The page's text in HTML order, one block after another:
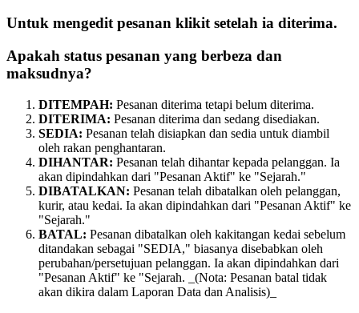
Untuk mengedit pesanan klikit setelah ia diterima.
Apakah status pesanan yang berbeza dan
maksudnya?
DITEMPAH: Pesanan diterima tetapi belum diterima.
DITERIMA: Pesanan diterima dan sedang disediakan.
SEDIA: Pesanan telah disiapkan dan sedia untuk diambil
oleh rakan penghantaran.
DIHANTAR: Pesanan telah dihantar kepada pelanggan. Ia
akan dipindahkan dari "Pesanan Aktif" ke "Sejarah."
DIBATALKAN: Pesanan telah dibatalkan oleh pelanggan,
kurir, atau kedai. Ia akan dipindahkan dari "Pesanan Aktif" ke
"Sejarah."
BATAL: Pesanan dibatalkan oleh kakitangan kedai sebelum
ditandakan sebagai "SEDIA," biasanya disebabkan oleh
perubahan/persetujuan pelanggan. Ia akan dipindahkan dari
"Pesanan Aktif" ke "Sejarah. _(Nota: Pesanan batal tidak
akan dikira dalam Laporan Data dan Analisis)_